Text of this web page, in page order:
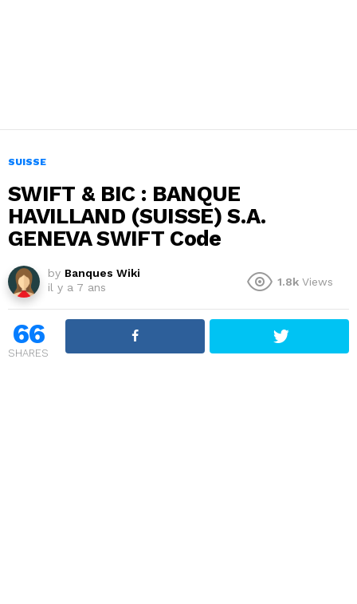
SUISSE
SWIFT & BIC : BANQUE
HAVILLAND (SUISSE) S.A.
GENEVA SWIFT Code
by Banques Wiki
il y a 7 ans
1.8k Views
66
SHARES